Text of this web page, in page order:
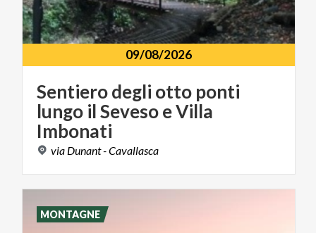
09/08/2026
Sentiero degli otto ponti
lungo il Seveso e Villa
Imbonati
via Dunant-Cavallasca
MONTAGNE